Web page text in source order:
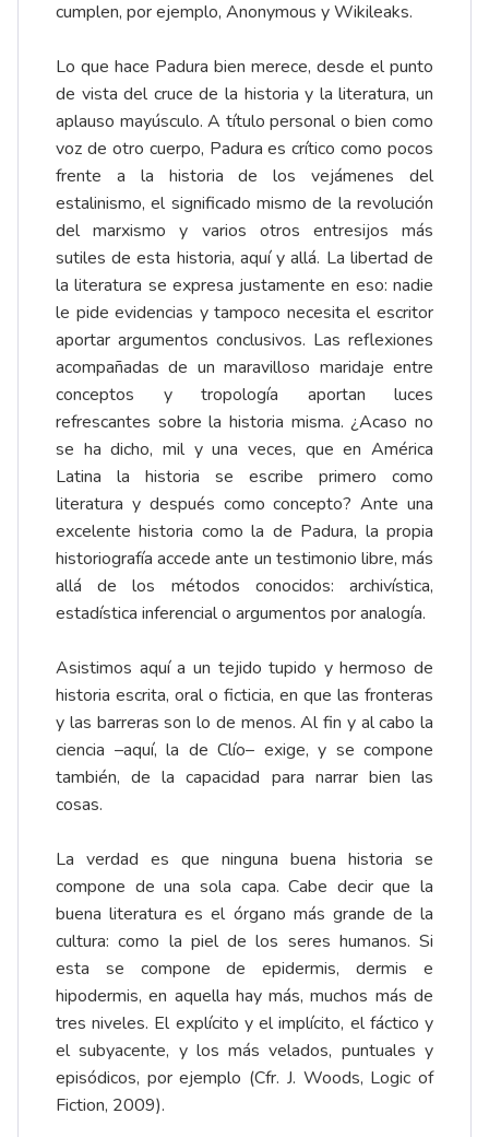
cumplen, por ejemplo, Anonymous y Wikileaks.
Lo que hace Padura bien merece, desde el punto
de vista del cruce de la historia y la literatura, un
aplauso mayúsculo. A título personal o bien como
voz de otro cuerpo, Padura es crítico como pocos
frente a la historia de los vejámenes del
estalinismo, el significado mismo de la revolución
del marxismo y varios otros entresijos más
sutiles de esta historia, aquí y allá. La libertad de
la literatura se expresa justamente en eso: nadie
le pide evidencias y tampoco necesita el escritor
aportar argumentos conclusivos. Las reflexiones
acompañadas de un maravilloso maridaje entre
conceptos y tropología aportan luces
refrescantes sobre la historia misma. ¿Acaso no
se ha dicho, mil y una veces, que en América
Latina la historia se escribe primero como
literatura y después como concepto? Ante una
excelente historia como la de Padura, la propia
historiografía accede ante un testimonio libre, más
allá de los métodos conocidos: archivística,
estadística inferencial o argumentos por analogía.
Asistimos aquí a un tejido tupido y hermoso de
historia escrita, oral o ficticia, en que las fronteras
y las barreras son lo de menos. Al fin y al cabo la
ciencia –aquí, la de Clío– exige, y se compone
también, de la capacidad para narrar bien las
cosas.
La verdad es que ninguna buena historia se
compone de una sola capa. Cabe decir que la
buena literatura es el órgano más grande de la
cultura: como la piel de los seres humanos. Si
esta se compone de epidermis, dermis e
hipodermis, en aquella hay más, muchos más de
tres niveles. El explícito y el implícito, el fáctico y
el subyacente, y los más velados, puntuales y
episódicos, por ejemplo (Cfr. J. Woods, Logic of
Fiction, 2009).